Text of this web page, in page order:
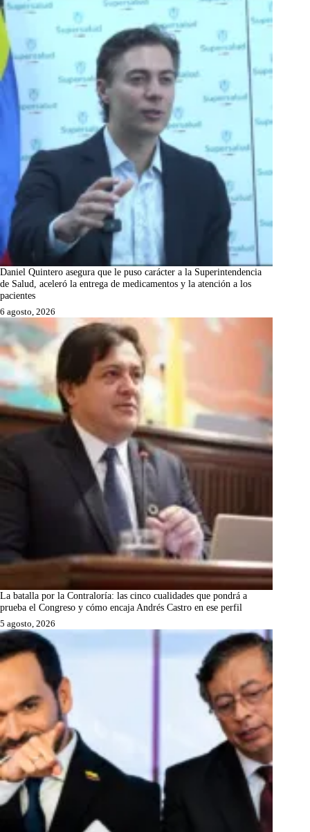
Daniel Quintero asegura que le puso carácter a la Superintendencia
de Salud, aceleró la entrega de medicamentos y la atención a los
pacientes
6 agosto, 2026
La batalla por la Contraloría: las cinco cualidades que pondrá a
prueba el Congreso y cómo encaja Andrés Castro en ese perfil
5 agosto, 2026